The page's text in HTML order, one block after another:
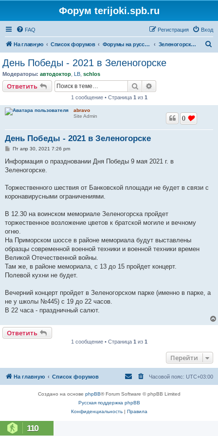
Форум terijoki.spb.ru
FAQ Вход
Регистрация
На главную Список форумов Форумы на русском языке Зеленогорские разговоры
День Победы - 2021 в Зеленогорске
Модераторы: автодоктор LB schlos
Ответить Поиск
1 сообщение • Страница 1 из 1
abravo
Site Admin
День Победы - 2021 в Зеленогорске
0
С
о
щ
и
е
Пт апр 30, 2021 7:26 pm
Информация о праздновании Дня Победы 9 мая 2021 г. в
Зеленогорске.
Торжественного шествия от Банковской площади не будет в связи с
коронавирусными ограничениями.
В 12.30 на воинском мемориале Зеленогорска пройдет
торжественное возложение цветов к братской могиле и вечному
огню.
На Приморском шоссе в районе мемориала будут выставлены
образцы современной военной техники и военной техники времен
Великой Отечественной войны.
Там же, в районе мемориала, с 13 до 15 пройдет концерт.
Полевой кухни не будет.
Вечерний концерт пройдет в Зеленогорском парке (именно в парке, а
не у школы №445) с 19 до 22 часов.
В 22 часа - праздничный салют.
Ответить
1 сообщение • Страница 1 из 1
Перейти
На главную Список форумов Часовой пояс: UTC+03:00
Создано на основе phpBB® Forum Software © phpBB Limited
Русская поддержка phpBB
Конфиденциальность| Правила
110